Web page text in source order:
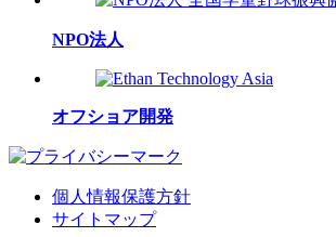
NPO法人
オフショア開発
個人情報保護方針
サイトマップ